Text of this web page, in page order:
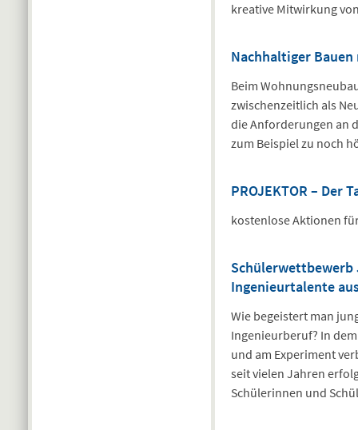
kreative Mitwirkung
Nachhaltiger
Beim
zwischenzeitlich als
die Anforderungen an
zum Beispiel zu noch
PROJEKTOR –
kostenlose Aktionen
Schülerwettbewerb
Ingenieurtalente
Wie begeistert man
Ingenieurberuf? In
und am Experiment
seit vielen Jahren
Schülerinnen und